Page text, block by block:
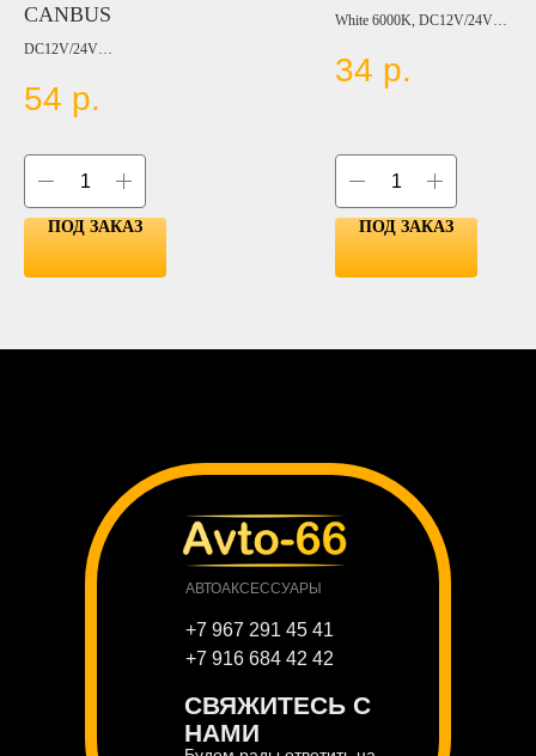
CANBUS
DC12V/24V
Цвет:
WHITE
RED
AMBER
ICE BLUE
54 р.
ПОД ЗАКАЗ
White 6000K, DC12V/24V
Цвет:
BLUE
34 р.
ПОД ЗАКАЗ
СВЯЖИТЕСЬ С
НАМИ
АВТОАКСЕССУАРЫ
+7 967 291 45 41
+7 916 684 42 42